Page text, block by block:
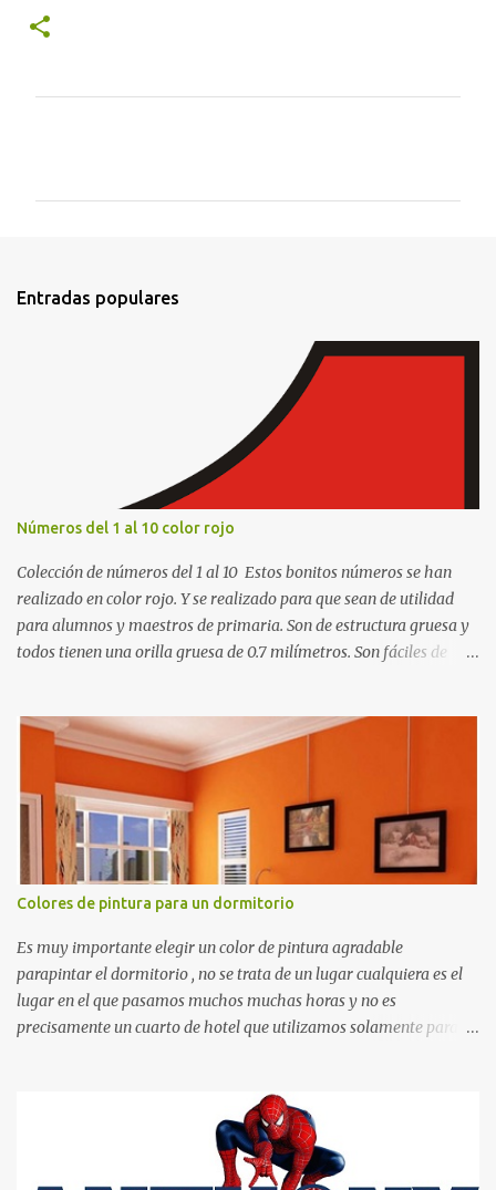
t
Entradas populares
Números del 1 al 10 color rojo
Colección de números del 1 al 10 Estos bonitos números se han
realizado en color rojo. Y se realizado para que sean de utilidad
para alumnos y maestros de primaria. Son de estructura gruesa y
todos tienen una orilla gruesa de 0.7 milímetros. Son fáciles de
matemáticos, para decorar los cumpleaños de los niños, entre
otras cosas.
Colores de pintura para un dormitorio
Es muy importante elegir un color de pintura agradable
parapintar el dormitorio , no se trata de un lugar cualquiera es el
lugar en el que pasamos muchos muchas horas y no es
precisamente un cuarto de hotel que utilizamos solamente para
cómodo y también para nuestra vista. Te mostramos algunas
sugerencias que pueden brindar la elegancia y estilo que buscas
para tu dormitorio. El color naranja es una buena opción para